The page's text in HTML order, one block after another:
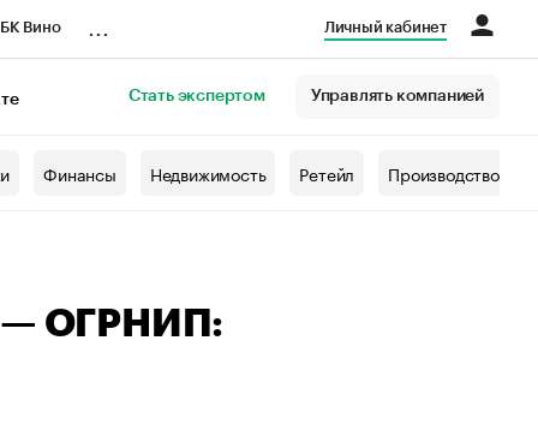
Вино Личный кабинет
Стать экспертом Управлять компанией
Финансы Недвижимость Ретейл Производство
— ОГРНИП: